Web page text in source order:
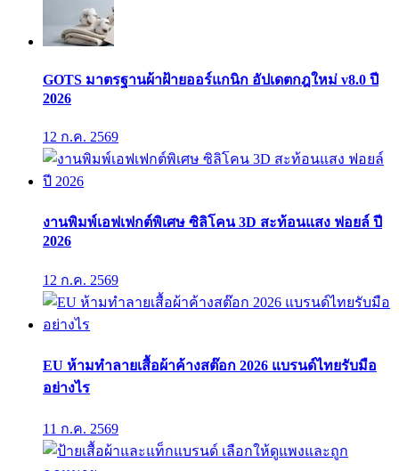
GOTS มาตรฐานผ้าฝ้ายออร์แกนิก อัปเดตกฎใหม่ v8.0 ปี
2026
12 ก.ค. 2569
งานพิมพ์เอฟเฟกต์พิเศษ ซิลิโคน 3D สะท้อนแสง ฟอยล์ ปี
2026
12 ก.ค. 2569
EU ห้ามทำลายเสื้อผ้าค้างสต๊อก 2026 แบรนด์ไทยรับมือ
อย่างไร
11 ก.ค. 2569